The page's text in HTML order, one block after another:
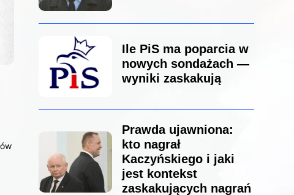
Ile PiS ma poparcia w
nowych sondażach —
wyniki zaskakują
Prawda ujawniona:
kto nagrał
Kaczyńskiego i jaki
jest kontekst
zaskakujących nagrań